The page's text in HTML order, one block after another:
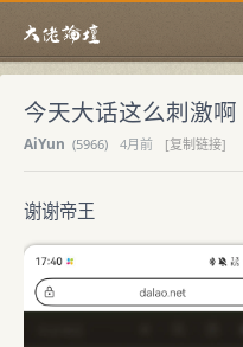
今天大话这么刺激啊
AiYun (5966) 4月前
[复制链接]
谢谢帝王